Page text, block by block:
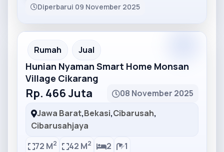
Diperbarui 09 November 2025
Partner Ad
Rumah Jual
Hunian Nyaman Smart Home Monsan
Village Cikarang
Rp. 466 Juta
08 November 2025
Jawa Barat,Bekasi,Cibarusah,
Cibarusahjaya
72 M2 42 M2 2 1